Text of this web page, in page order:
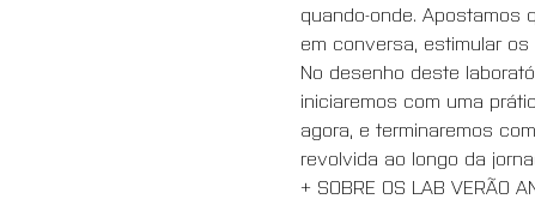
quando-onde. Apostamos
em conversa, estimular
No desenho deste
iniciaremos com uma
agora, e terminaremos
revolvida ao longo da
+ SOBRE OS LAB VERÃO